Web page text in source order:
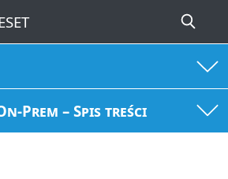
Prem – Spis treści